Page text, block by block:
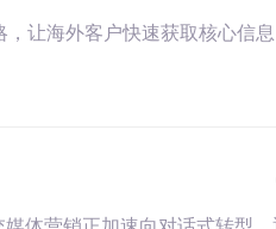
让海外客户快速获取核心信